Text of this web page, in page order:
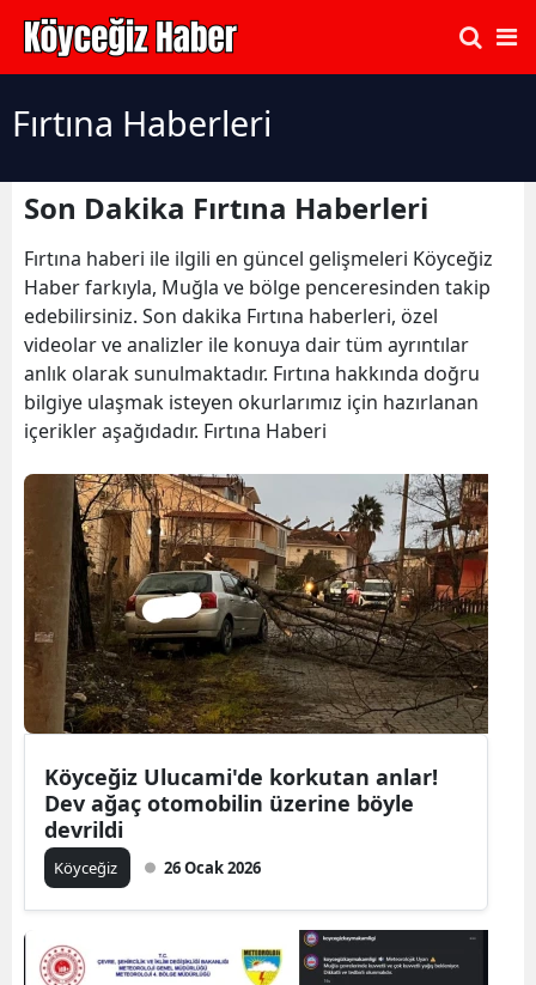
Fırtına Haberleri
Son Dakika Fırtına Haberleri
Fırtına haberi ile ilgili en güncel gelişmeleri Köyceğiz
Haber farkıyla, Muğla ve bölge penceresinden takip
edebilirsiniz. Son dakika Fırtına haberleri, özel
videolar ve analizler ile konuya dair tüm ayrıntılar
anlık olarak sunulmaktadır. Fırtına hakkında doğru
bilgiye ulaşmak isteyen okurlarımız için hazırlanan
içerikler aşağıdadır. Fırtına Haberi
Köyceğiz Ulucami'de korkutan anlar!
Dev ağaç otomobilin üzerine böyle
devrildi
Köyceğiz 26 Ocak 2026